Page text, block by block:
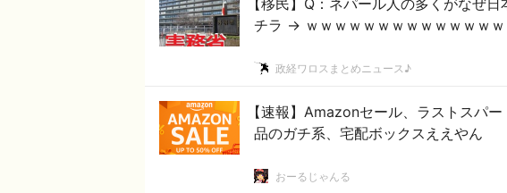
【移民】Q：ネパール人の多くがなぜ
チラ → ｗｗｗｗｗｗｗｗｗｗｗｗｗｗ
政経ワロスまとめニュース♪
【速報】Amazonセール、ラストスパ
品のガチ系、宅配ボックスええやん
おーるじゃんる